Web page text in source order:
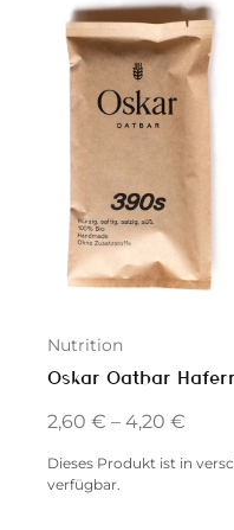
Nutrition
Oskar Oatbar
2,60 € – 4,20 €
Dieses Produkt ist in
verfügbar.